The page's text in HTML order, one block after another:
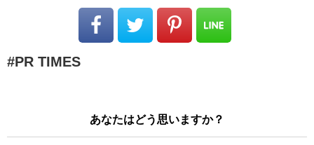
PR TIMES
あなたはどう思いますか？